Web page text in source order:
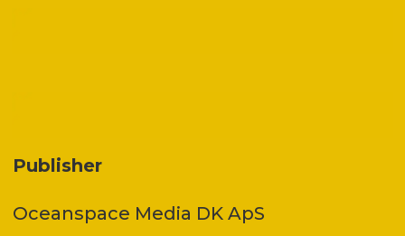
Publisher
Oceanspace Media DK ApS